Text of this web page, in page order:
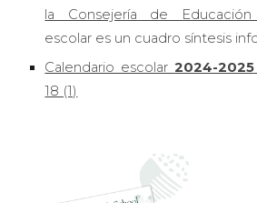
la Consejería de Educación
escolar es un cuadro síntesis
Calendario escolar 2024-2025
18 (1)